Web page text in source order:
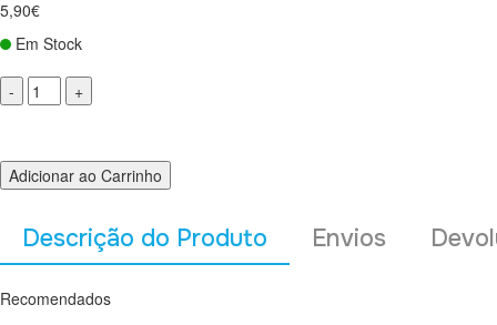
5,90€
Em Stock
Adicionar ao Carrinho
Descrição do Produto Envios
Recomendados